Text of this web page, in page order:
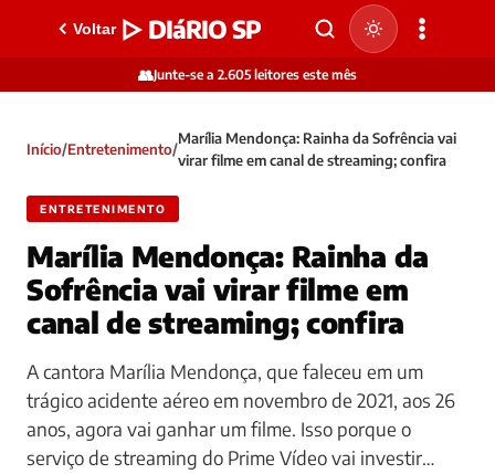
Voltar ▷ DIáRIO SP
👥Junte-se a 2.605 leitores este mês
Início/Entretenimento/
Marília Mendonça: Rainha da Sofrência vai
virar filme em canal de streaming; confira
ENTRETENIMENTO
Marília Mendonça: Rainha da
Sofrência vai virar filme em
canal de streaming; confira
A cantora Marília Mendonça, que faleceu em um
trágico acidente aéreo em novembro de 2021, aos 26
anos, agora vai ganhar um filme. Isso porque o
serviço de streaming do Prime Vídeo vai investir…